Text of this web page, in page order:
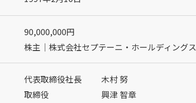
90,000,000円
株主｜株式会社セプテーニ・ホールディング
代表取締役社長
木村 努
取締役
興津 智章